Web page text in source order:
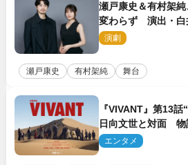
瀬戸康史＆有村架
変わらず 演出・白
胸に舞台『キュー』
演劇
瀬戸康史 有村架純 舞台
『VIVANT』第13
日向文世と対面 物
エンタメ